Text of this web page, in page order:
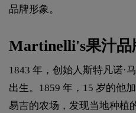
品牌形象。
Martinelli's果汁品
1843 年，创始人斯特凡诺·
出生。1859 年，15 岁的他
易吉的农场，发现当地种植